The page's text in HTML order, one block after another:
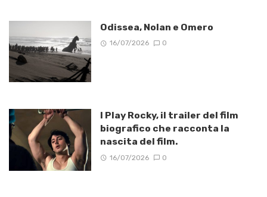
Odissea, Nolan e Omero
16/07/2026 0
I Play Rocky, il trailer del film
biografico che racconta la
nascita del film.
16/07/2026 0